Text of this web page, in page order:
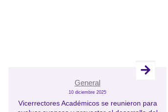
General
10 diciembre 2025
Vicerrectores Académicos se reunieron para